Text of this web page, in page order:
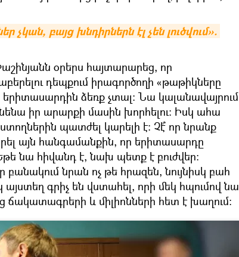
չկան, բայց խնդիրներն էլ չեն լուծվում».
օրերս հայտարարեց, որ
դեպքում իրագործողի «թաթիկները
երիտասարդին ձեռք չտալ։ Նա կալանավայրում
իր արարքի մասին խորհելու։ Իսկ ահա
պատժել կարելի է։ Չէ՞ որ նրանք
այն հանգամանքին, որ երիտասարդը
նա հիվանդ է, նախ պետք է բուժվեր։
բանակում նրան ոչ թե հրազեն, նույնիսկ բահ
այստեղ գրիչ են վստահել, որի մեկ հպումով նա
ճակատագրերի և միլիոնների հետ է խաղում։